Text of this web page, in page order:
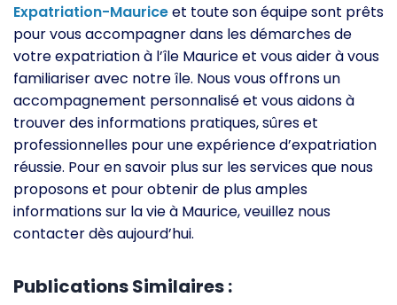
Expatriation-Mauriceet toute son équipe sont prêts
pour vous accompagner dans les démarches de
votre expatriation à l’île Maurice et vous aider à vous
familiariser avec notre île. Nous vous offrons un
accompagnement personnalisé et vous aidons à
trouver des informations pratiques, sûres et
professionnelles pour une expérience d’expatriation
réussie. Pour en savoir plus sur les services que nous
proposons et pour obtenir de plus amples
informations sur la vie à Maurice, veuillez nous
contacter dès aujourd’hui.
Publications Similaires :